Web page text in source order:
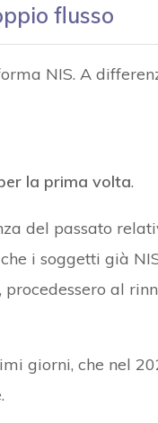
flusso
NIS. A
la prima volta.
del passato
i soggetti già
al
giorni, che nel